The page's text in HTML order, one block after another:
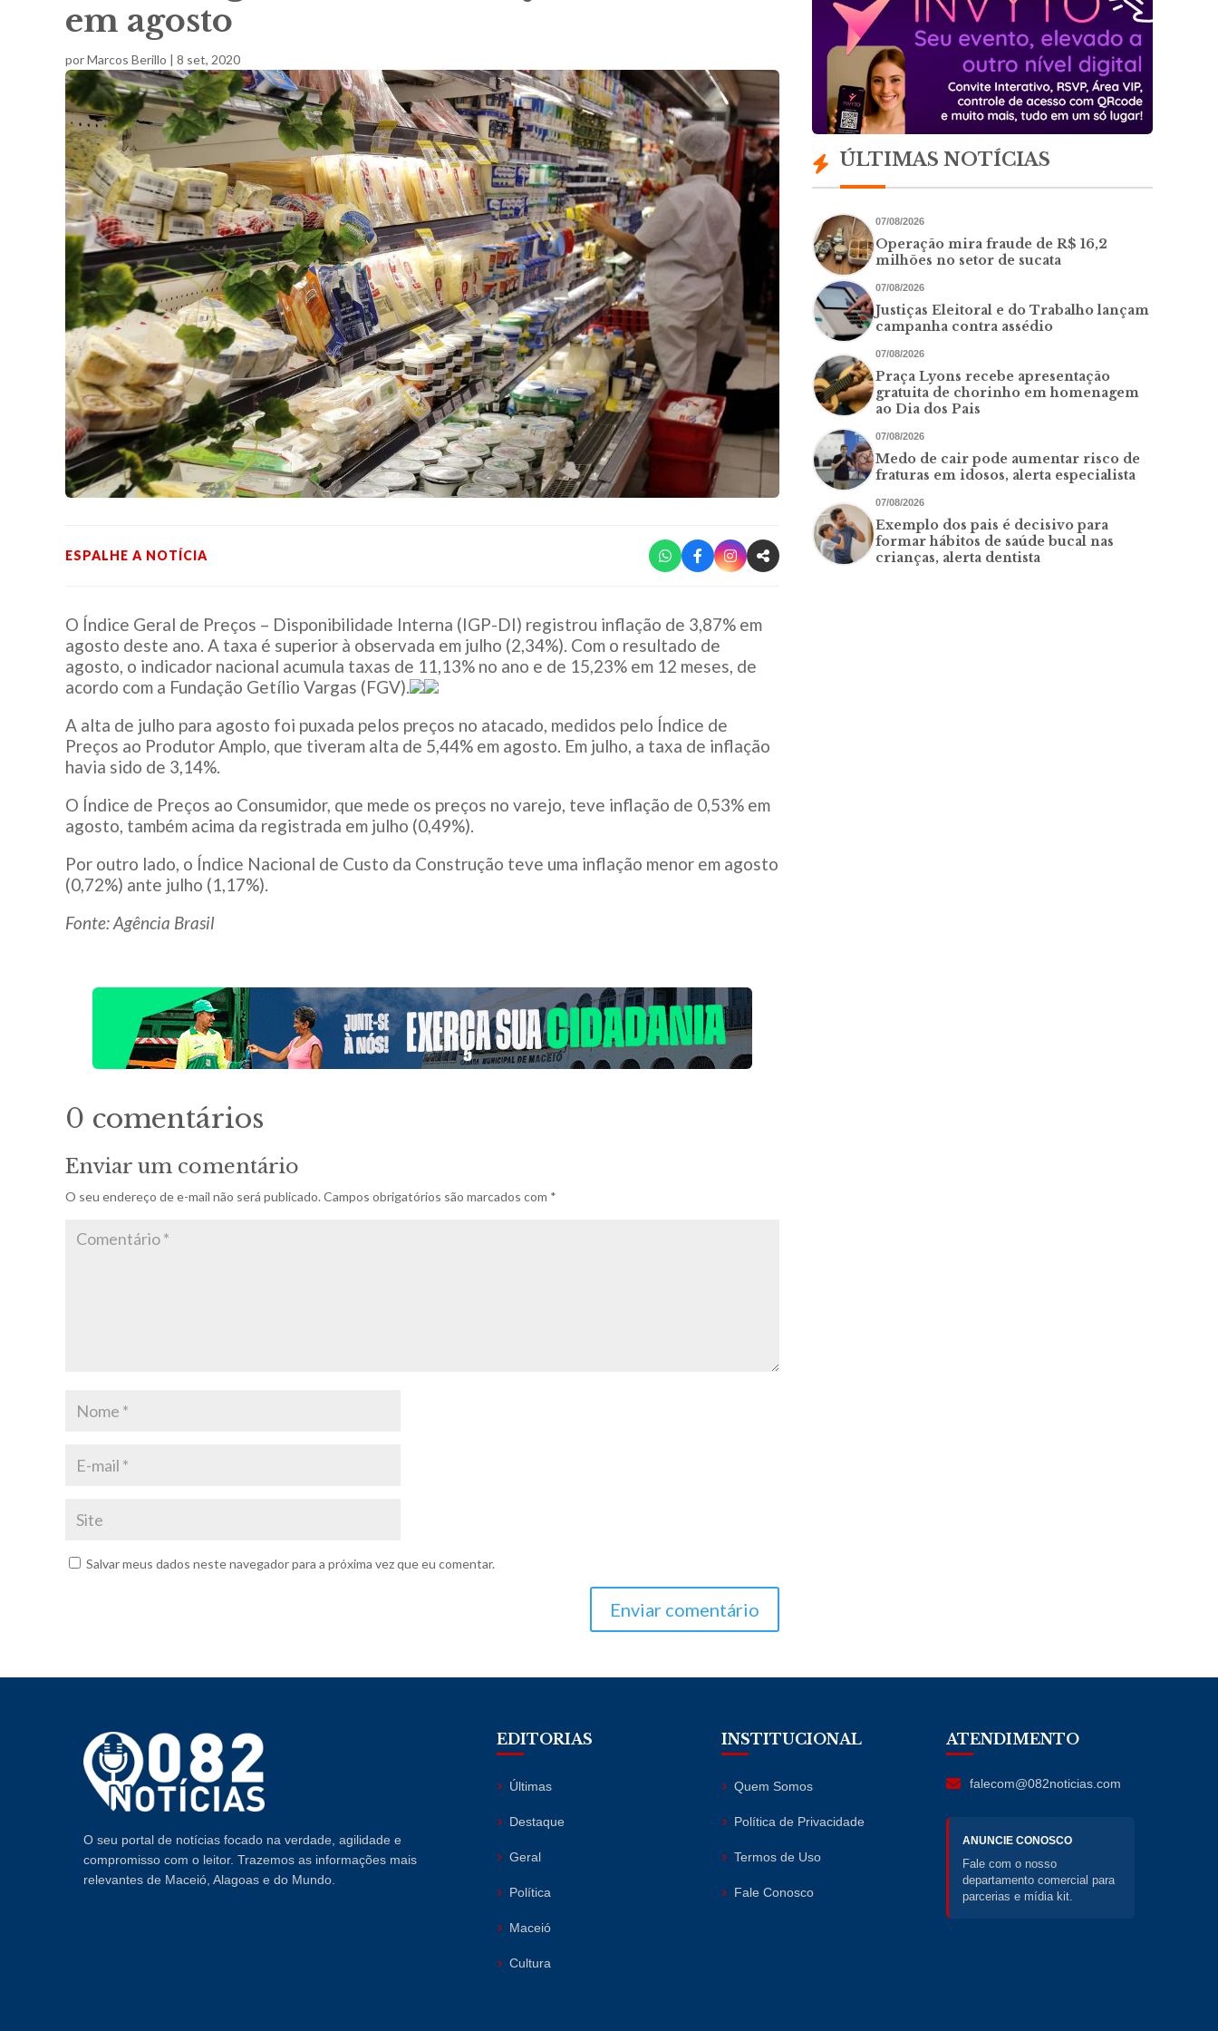
em agosto
porMarcos Berillo 8 set, 2020
ESPALHE A NOTÍCIA
O Índice Geral de Preços – Disponibilidade Interna (IGP-DI) registrou inflação de 3,87% em
agosto deste ano. A taxa é superior à observada em julho (2,34%). Com o resultado de
agosto, o indicador nacional acumula taxas de 11,13% no ano e de 15,23% em 12 meses, de
acordo com a Fundação Getílio Vargas (FGV).
A alta de julho para agosto foi puxada pelos preços no atacado, medidos pelo Índice de
Preços ao Produtor Amplo, que tiveram alta de 5,44% em agosto. Em julho, a taxa de inflação
havia sido de 3,14%.
O Índice de Preços ao Consumidor, que mede os preços no varejo, teve inflação de 0,53% em
agosto, também acima da registrada em julho (0,49%).
Por outro lado, o Índice Nacional de Custo da Construção teve uma inflação menor em agosto
(0,72%) ante julho (1,17%).
Fonte: Agência Brasil
0 comentários
Enviar um comentário
O seu endereço de e-mail não será publicado. Campos obrigatórios são marcados com *
Salvar meus dados neste navegador para a próxima vez que eu comentar.
Enviar comentário
ÚLTIMAS NOTÍCIAS
07/08/2026
Operação mira fraude de R$ 16,2
milhões no setor de sucata
07/08/2026
Justiças Eleitoral e do Trabalho lançam
campanha contra assédio
07/08/2026
Praça Lyons recebe apresentação
gratuita de chorinho em homenagem
ao Dia dos Pais
07/08/2026
Medo de cair pode aumentar risco de
fraturas em idosos, alerta especialista
07/08/2026
Exemplo dos pais é decisivo para
formar hábitos de saúde bucal nas
crianças, alerta dentista
O seu portal de notícias focado na verdade, agilidade e
compromisso com o leitor. Trazemos as informações mais
relevantes de Maceió, Alagoas e do Mundo.
EDITORIAS
Últimas
Destaque
Geral
Política
Maceió
Cultura
INSTITUCIONAL
Quem Somos
Política de Privacidade
Termos de Uso
Fale Conosco
ATENDIMENTO
falecom@082noticias.com
ANUNCIE CONOSCO
Fale com o nosso
departamento comercial para
parcerias e mídia kit.